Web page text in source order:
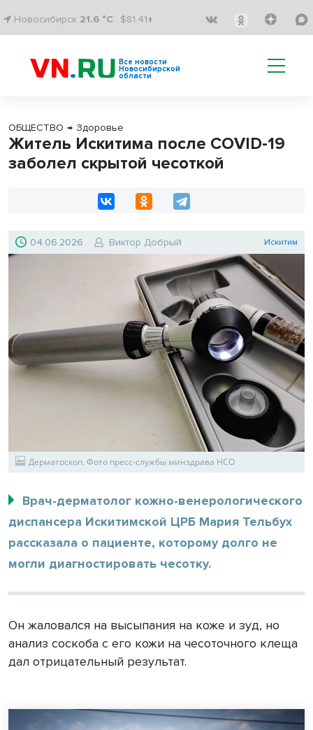
Новосибирск 21.6 °C $81.41↑
Все новости
Новосибирской
области
ОБЩЕСТВО → Здоровье
Житель Искитима после COVID-19
заболел скрытой чесоткой
04.06.2026 Виктор Добрый Искитим
Дерматоскоп. Фото пресс-службы минздрава НСО
Врач-дерматолог кожно-венерологического
диспансера Искитимской ЦРБ Мария Тельбух
рассказала о пациенте, которому долго не
могли диагностировать чесотку.
Он жаловался на высыпания на коже и зуд, но
анализ соскоба с его кожи на чесоточного клеща
дал отрицательный результат.